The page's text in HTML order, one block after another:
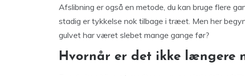
Afslibning er også en metode, du kan bruge flere
stadig er tykkelse nok tilbage i træet. Men her
gulvet har været slebet mange gange før?
Hvornår er det ikke længere